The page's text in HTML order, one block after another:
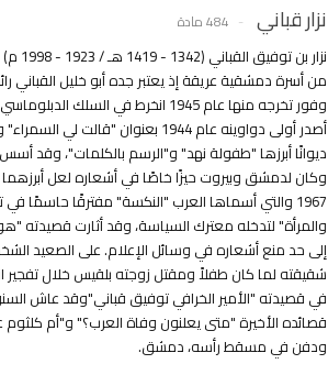
نزار قباني 484 مادة
من أسرة دمشقية عريقة إذ يعتبر جده أبو خليل
ديوانًا أبرزها "طفولة نهد" و"الرسم بالكلمات"، وقد
وكان لدمشق وبيروت حيزًا خاصًا في أشعاره لعل
1967 والتي أسماها العرب "النكسة" مفترقًا حاسمًا
والمرأة" لتدخله معترك السياسة، وقد أثارت
إلى حد منع أشعاره في وسائل الإعلام. على الصعيد
شقيقته لما كان طفلاً ومقتل زوجته بلقيس خلال تفجير
في قصيدته "الأمير الخرافي توفيق قباني"وقد عاش
ودفن في مسقط رأسه، دمشق.